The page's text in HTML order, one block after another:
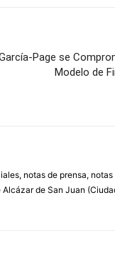
Page se
Modelo de
notas de prensa,
de San Juan